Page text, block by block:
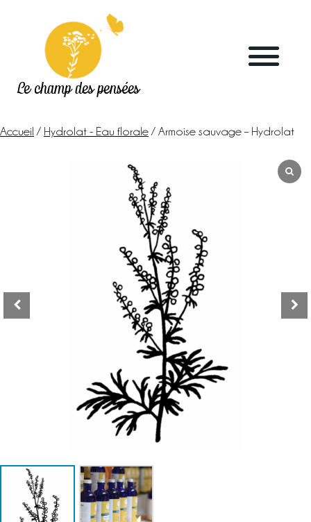
Le champ des pensées
Accueil / Hydrolat - Eau florale / Armoise sauvage – Hydrolat
Marchés & points de vente
Labels & démarches
Mon Panier